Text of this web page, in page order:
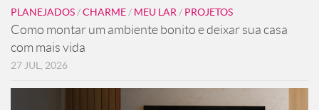
PLANEJADOS /CHARME / MEU LAR / PROJETOS
Como montar um ambiente bonito e deixar sua casa
com mais vida
27 JUL, 2026